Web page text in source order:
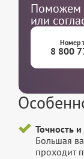
Поможем
или
Номер
8 800
Точность
Большая
проходит